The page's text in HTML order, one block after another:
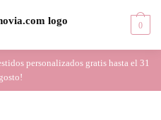
0
personalizados gratis hasta el 31